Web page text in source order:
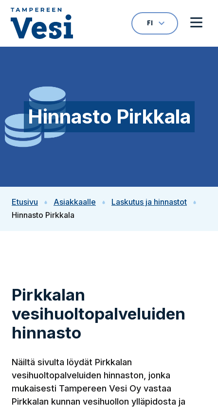
Siirry sisältöön
Siirry etusivulle
VALITTU KIELI:
FI
Avaa
Hinnasto Pirkkala
Etusivu Asiakkaalle
Laskutus ja hinnastot
Hinnasto Pirkkala
Pirkkalan
vesihuoltopalveluiden
hinnasto
Näiltä sivulta löydät Pirkkalan
vesihuoltopalveluiden hinnaston, jonka
mukaisesti Tampereen Vesi Oy vastaa
Pirkkalan kunnan vesihuollon ylläpidosta ja